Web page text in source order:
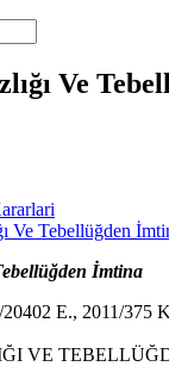
Ve
Ve Tebellüğden
İmtina
E., 2011/375
VE